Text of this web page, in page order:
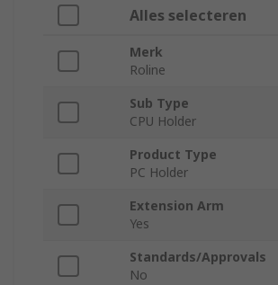
Alles selecteren
Merk
Roline
Sub Type
CPU Holder
Product Type
PC Holder
Extension Arm
Yes
Standards/Approvals
No